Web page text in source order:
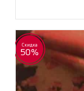
Скидка
50%